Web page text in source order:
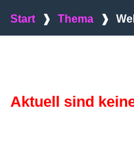
Start ❱ Thema ❱
Aktuell sind